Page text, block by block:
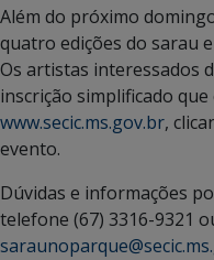
Além do próximo
quatro edições do sarau
Os artistas interessados
inscrição simplificado
www.secic.ms.gov.br,
evento.
Dúvidas e informações
telefone (67) 3316-9321